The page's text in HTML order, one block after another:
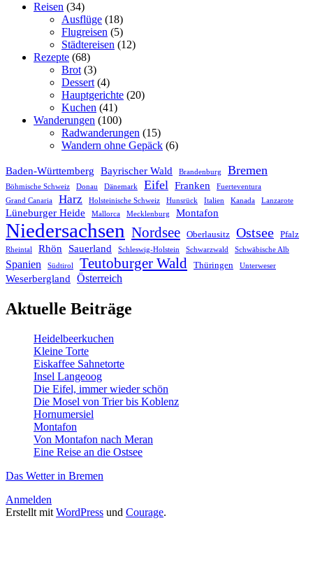
Reisen (34)
Ausflüge (18)
Flugreisen (5)
Städtereisen (12)
Rezepte (68)
Brot(3)
Dessert(4)
Hauptgerichte (20)
Kuchen (41)
Wanderungen (100)
Radwanderungen (15)
Wandern ohne Gepäck (6)
Baden-Württemberg Bayrischer Wald Brandenburg Bremen
Böhmische Schweiz Donau Dänemark Eifel Franken
Fuerteventura
Grand Canaria
Harz Holsteinische Schweiz Hunsrück Italien Kanada Lanzarote
Lüneburger Heide Mallorca Mecklenburg Montafon
Niedersachsen Nordsee Oberlausitz Ostsee Pfalz
Rheintal Rhön Sauerland Schleswig-Holstein Schwarzwald Schwäbische Alb
Spanien Südtirol Teutoburger Wald Thüringen Unterweser
Weserbergland Österreich
Aktuelle Beiträge
Heidelbeerkuchen
Kleine Torte
Eiskaffee Sahnetorte
Insel Langeoog
Die Eifel, immer wieder schön
Die Mosel von Trier bis Koblenz
Hornumersiel
Montafon
Von Montafon nach Meran
Eine Reise an die Ostsee
Das Wetter in Bremen
Anmelden
Erstellt mit WordPress und Courage.